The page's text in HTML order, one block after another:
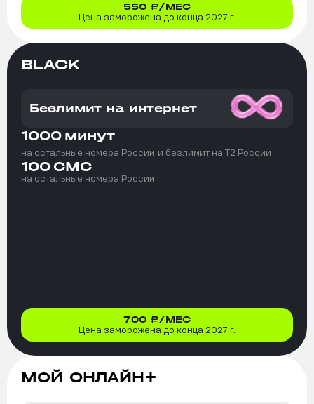
550 ₽/МЕС
Цена заморожена до конца 2027 г.
BLACK
Безлимит на интернет
1000 минут
на остальные номера России и безлимит на T2 России
100 СМС
на остальные номера России
700 ₽/МЕС
Цена заморожена до конца 2027 г.
МОЙ ОНЛАЙН+